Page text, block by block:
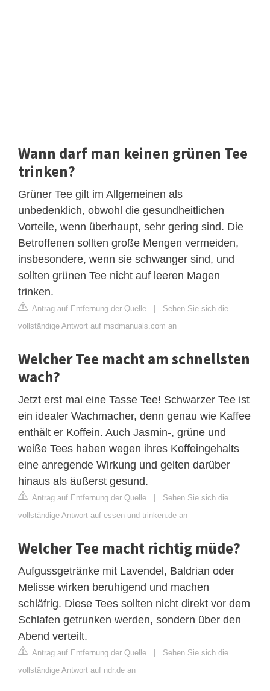
Wann darf man keinen grünen Tee
trinken?
Grüner Tee gilt im Allgemeinen als
unbedenklich, obwohl die gesundheitlichen
Vorteile, wenn überhaupt, sehr gering sind. Die
Betroffenen sollten große Mengen vermeiden,
insbesondere, wenn sie schwanger sind, und
sollten grünen Tee nicht auf leeren Magen
trinken.
Antrag auf Entfernung der Quelle | Sehen Sie sich die
vollständige Antwort auf msdmanuals.com an
Welcher Tee macht am schnellsten
wach?
Jetzt erst mal eine Tasse Tee! Schwarzer Tee ist
ein idealer Wachmacher, denn genau wie Kaffee
enthält er Koffein. Auch Jasmin-, grüne und
weiße Tees haben wegen ihres Koffeingehalts
eine anregende Wirkung und gelten darüber
hinaus als äußerst gesund.
Antrag auf Entfernung der Quelle | Sehen Sie sich die
vollständige Antwort auf essen-und-trinken.de an
Welcher Tee macht richtig müde?
Aufgussgetränke mit Lavendel, Baldrian oder
Melisse wirken beruhigend und machen
schläfrig. Diese Tees sollten nicht direkt vor dem
Schlafen getrunken werden, sondern über den
Abend verteilt.
Antrag auf Entfernung der Quelle | Sehen Sie sich die
vollständige Antwort auf ndr.de an